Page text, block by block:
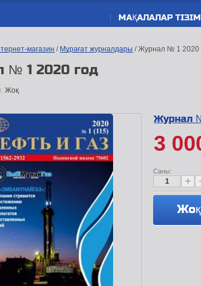
МАҚАЛАЛАР
магазин / Мұрағат журналдары / Журнал № 1
№ 1 2020 год
Жоқ
Журнал
3
Саны:
+
Жоқ